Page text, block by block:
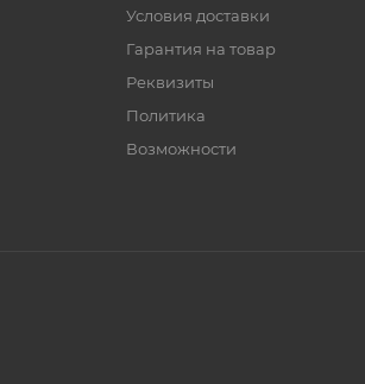
Условия доставки
Гарантия на товар
Реквизиты
Политика
Возможности